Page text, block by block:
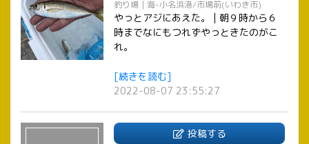
釣り場｜海-小名浜港/市場前(いわき市)
やっとアジにあえた。 | 朝９時から６
時までなにもつれずやっときたのがこ
れ。
[続きを読む]
2022-08-07 23:55:27
投稿する